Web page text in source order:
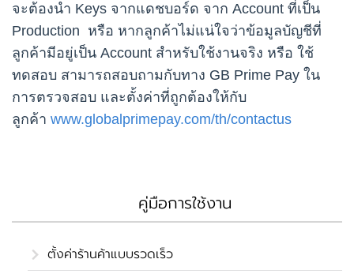
จะต้องนำ Keys จากแดชบอร์ด จาก Account ที่เป็น
Production หรือ หากลูกค้าไม่แน่ใจว่าข้อมูลบัญชีที่
ลูกค้ามีอยู่เป็น Account สำหรับใช้งานจริง หรือ ใช้
ทดสอบ สามารถสอบถามกับทาง GB Prime Pay ใน
การตรวจสอบ และตั้งค่าที่ถูกต้องให้กับ
ลูกค้า www.globalprimepay.com/th/contactus
คู่มือการใช้งาน
ตั้งค่าร้านค้าแบบรวดเร็ว